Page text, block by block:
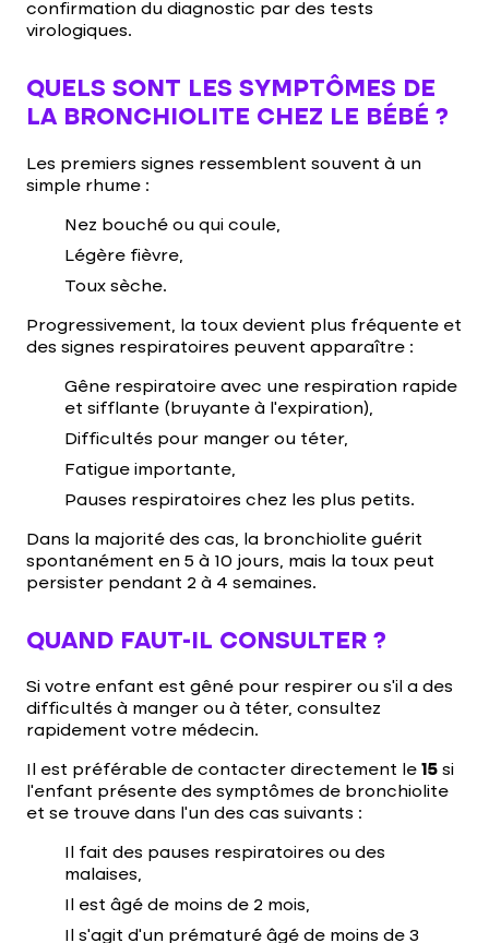
confirmation du diagnostic par des tests
virologiques.
QUELS SONT LES SYMPTÔMES DE
LA BRONCHIOLITE CHEZ LE BÉBÉ ?
Les premiers signes ressemblent souvent à un
simple rhume :
Nez bouché ou qui coule,
Légère fièvre,
Toux sèche.
Progressivement, la toux devient plus fréquente et
des signes respiratoires peuvent apparaître :
Gêne respiratoire avec une respiration rapide
et sifflante (bruyante à l’expiration),
Difficultés pour manger ou téter,
Fatigue importante,
Pauses respiratoires chez les plus petits.
Dans la majorité des cas, la bronchiolite guérit
spontanément en 5 à 10 jours, mais la toux peut
persister pendant 2 à 4 semaines.
QUAND FAUT-IL CONSULTER ?
Si votre enfant est gêné pour respirer ou s’il a des
difficultés à manger ou à téter, consultez
rapidement votre médecin.
Il est préférable de contacter directement le 15 si
l’enfant présente des symptômes de bronchiolite
et se trouve dans l’un des cas suivants :
Il fait des pauses respiratoires ou des
malaises,
Il est âgé de moins de 2 mois,
Il s’agit d’un prématuré âgé de moins de 3